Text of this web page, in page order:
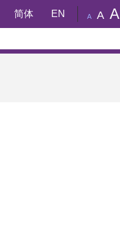
简体 EN A A A